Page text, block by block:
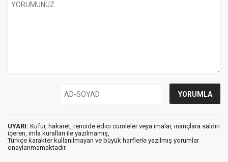
UYARI: Küfür, hakaret, rencide edici cümleler veya imalar, inançlara saldırı
içeren, imla kuralları ile yazılmamış,
Türkçe karakter kullanılmayan ve büyük harflerle yazılmış yorumlar
onaylanmamaktadır.